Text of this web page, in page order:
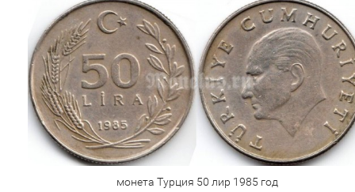
монета Турция 50 лир 1985 год